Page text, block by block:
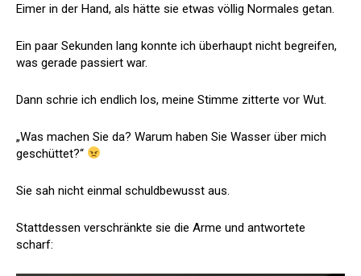
Eimer in der Hand, als hätte sie etwas völlig Normales getan.
Ein paar Sekunden lang konnte ich überhaupt nicht begreifen,
was gerade passiert war.
Dann schrie ich endlich los, meine Stimme zitterte vor Wut.
„Was machen Sie da? Warum haben Sie Wasser über mich
geschüttet?“
Sie sah nicht einmal schuldbewusst aus.
Stattdessen verschränkte sie die Arme und antwortete
scharf: